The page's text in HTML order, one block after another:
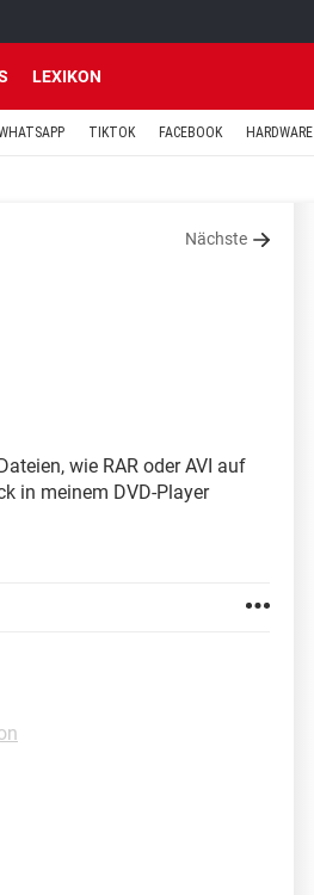
LEXIKON
TIKTOK FACEBOOK HARDWARE
Nächste
wie RAR oder AVI auf
in meinem DVD-Player